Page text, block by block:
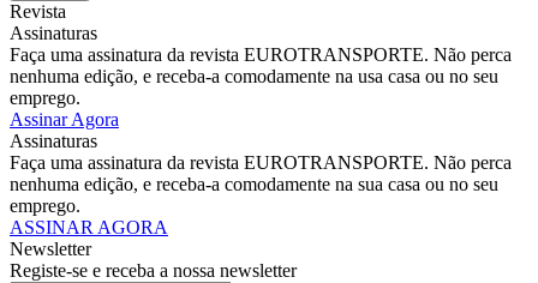
Revista
Assinaturas
Faça uma assinatura da revista EUROTRANSPORTE. Não perca
nenhuma edição, e receba-a comodamente na usa casa ou no seu
emprego.
Assinar Agora
Assinaturas
Faça uma assinatura da revista EUROTRANSPORTE. Não perca
nenhuma edição, e receba-a comodamente na sua casa ou no seu
emprego.
ASSINAR AGORA
Newsletter
Registe-se e receba a nossa newsletter